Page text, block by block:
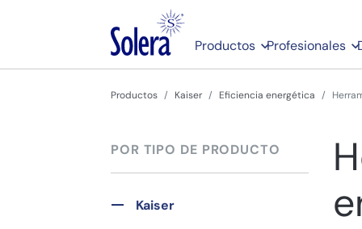
Productos Profesionales
Productos Kaiser Eficiencia energética
POR TIPO DE PRODUCTO
Kaiser